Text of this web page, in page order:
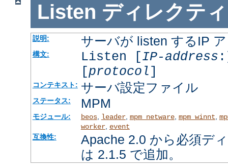
Listen ディレクテ
説明: サーバが listen するIP
構文: Listen [IP-address
[protocol]
コンテキスト: サーバ設定ファイル
ステータス: MPM
モジュール: beos, leader, mpm_netware, mpm_winnt
worker, event
互換性:
Apache 2.0 から必須デ
は 2.1.5 で追加。